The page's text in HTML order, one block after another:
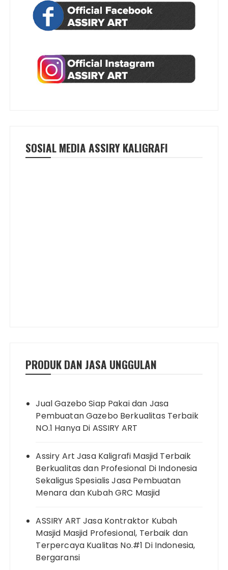
SOSIAL MEDIA ASSIRY KALIGRAFI
PRODUK DAN JASA UNGGULAN
Jual Gazebo Siap Pakai dan Jasa
Pembuatan Gazebo Berkualitas Terbaik
NO.1 Hanya Di ASSIRY ART
Assiry Art Jasa Kaligrafi Masjid Terbaik
Berkualitas dan Profesional Di Indonesia
Sekaligus Spesialis Jasa Pembuatan
Menara dan Kubah GRC Masjid
ASSIRY ART Jasa Kontraktor Kubah
Masjid Masjid Profesional, Terbaik dan
Terpercaya Kualitas No.#1 Di Indonesia,
Bergaransi